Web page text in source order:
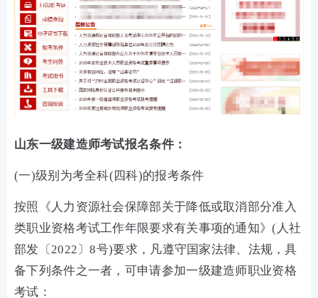
山东一级建造师考试报名条件：
(一)级别为考全科(四科)的报考条件
按照《人力资源社会保障部关于降低或取消部分准入
类职业资格考试工作年限要求有关事项的通知》(人社
部发〔2022〕8号)要求，凡遵守国家法律、法规，具
备下列条件之一者，可申请参加一级建造师职业资格
考试：